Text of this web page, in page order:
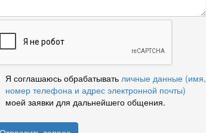
Я соглашаюсь обрабатывать личные данные (имя,
номер телефона и адрес электронной почты)
моей заявки для дальнейшего общения.